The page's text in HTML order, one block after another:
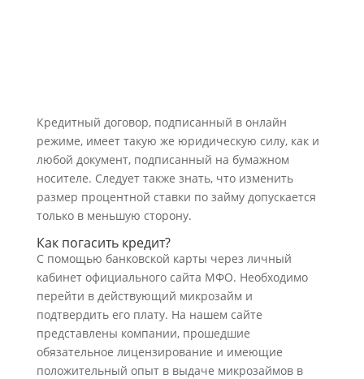
Кредитный договор, подписанный в онлайн
режиме, имеет такую же юридическую силу, как и
любой документ, подписанный на бумажном
носителе. Следует также знать, что изменить
размер процентной ставки по займу допускается
только в меньшую сторону.
Как погасить кредит?
С помощью банковской карты через личный
кабинет официального сайта МФО. Необходимо
перейти в действующий микрозайм и
подтвердить его плату. На нашем сайте
представлены компании, прошедшие
обязательное лицензирование и имеющие
положительный опыт в выдаче микрозаймов в